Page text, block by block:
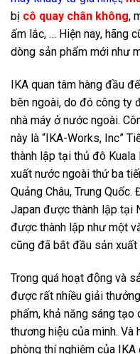
bị cô quay chân không,
ấm lắc, … Hiện nay, hãng
dòng sản phẩm mới như
IKA quan tâm hàng đầu
bên ngoài, do đó công ty
nhà máy ở nước ngoài.
này là “IKA-Works, Inc”
thành lập tại thủ đô
xuất nước ngoài thứ ba
Quảng Châu, Trung
Japan được thành lập tại
được thành lập như một
cũng đã bắt đầu sản xuất
Trong quá hoạt động và
được rất nhiều giải
phẩm, khả năng sáng tạo
thương hiệu của mình. Và
phòng thí nghiệm của